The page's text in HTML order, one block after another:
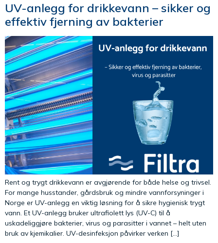
UV-anlegg for drikkevann – sikker og
effektiv fjerning av bakterier
Rent og trygt drikkevann er avgjørende for både helse og trivsel.
For mange husstander, gårdsbruk og mindre vannforsyninger i
Norge er UV-anlegg en viktig løsning for å sikre hygienisk trygt
vann. Et UV-anlegg bruker ultrafiolett lys (UV-C) til å
uskadeliggjøre bakterier, virus og parasitter i vannet – helt uten
bruk av kjemikalier. UV-desinfeksjon påvirker verken […]